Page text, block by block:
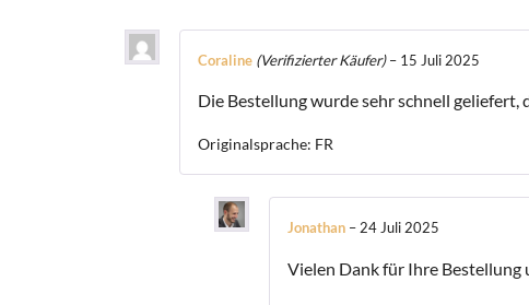
Coraline (Verifizierter Käufer) – 15 Juli 2025
Die Bestellung wurde sehr schnell geliefert,
Originalsprache: FR
Jonathan –24 Juli 2025
Vielen Dank für Ihre Bestellung